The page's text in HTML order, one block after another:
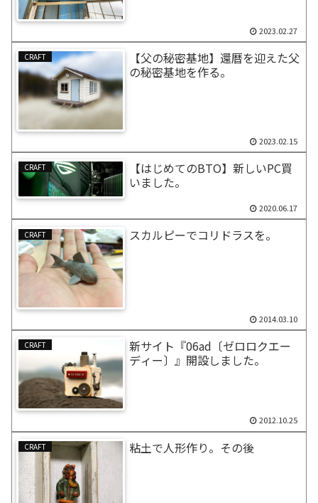
2023.02.27
CRAFT
【父の秘密基地】還暦を迎えた父
の秘密基地を作る。
2023.02.15
CRAFT
【はじめてのBTO】新しいPC買
いました。
2020.06.17
CRAFT スカルピーでコリドラスを。
2014.03.10
CRAFT
新サイト『06ad〔ゼロロクエー
ディー〕』開設しました。
2012.10.25
CRAFT 粘土で人形作り。その後